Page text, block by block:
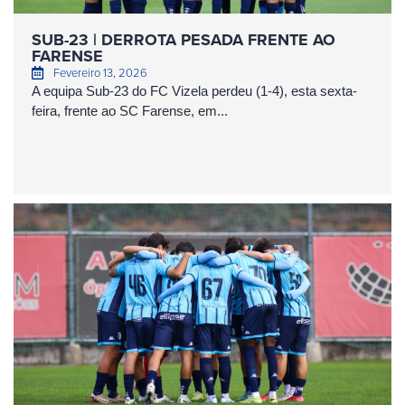
SUB-23 | DERROTA PESADA FRENTE AO
FARENSE
Fevereiro 13, 2026
A equipa Sub-23 do FC Vizela perdeu (1-4), esta sexta-
feira, frente ao SC Farense, em...